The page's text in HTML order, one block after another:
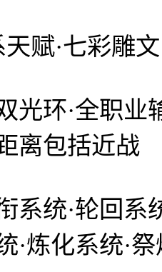
赋·七彩雕
光环·全职业
离包括近战
系统·轮回系
·炼化系统·